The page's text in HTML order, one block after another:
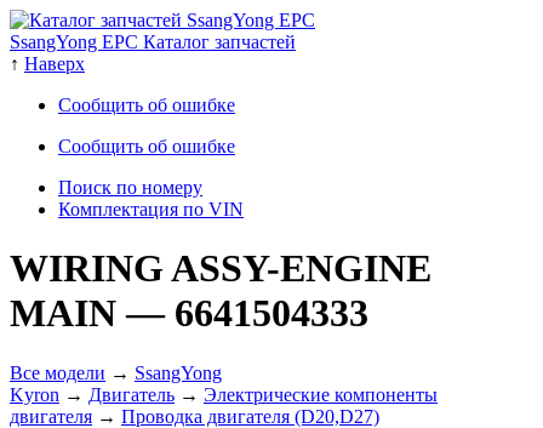
SsangYong EPC Каталог запчастей
↑ Наверх
Сообщить об ошибке
Сообщить об ошибке
Поиск по номеру
Комплектация по VIN
WIRING ASSY-ENGINE
MAIN— 6641504333
Все модели → SsangYong
Kyron → Двигатель → Электрические компоненты
двигателя → Проводка двигателя (D20,D27)